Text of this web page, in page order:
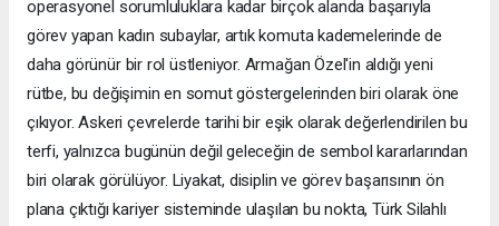
operasyonel sorumluluklara kadar birçok alanda başarıyla
görev yapan kadın subaylar, artık komuta kademelerinde de
daha görünür bir rol üstleniyor. Armağan Özel'in aldığı yeni
rütbe, bu değişimin en somut göstergelerinden biri olarak öne
çıkıyor. Askeri çevrelerde tarihi bir eşik olarak değerlendirilen bu
terfi, yalnızca bugünün değil geleceğin de sembol kararlarından
biri olarak görülüyor. Liyakat, disiplin ve görev başarısının ön
plana çıktığı kariyer sisteminde ulaşılan bu nokta, Türk Silahlı